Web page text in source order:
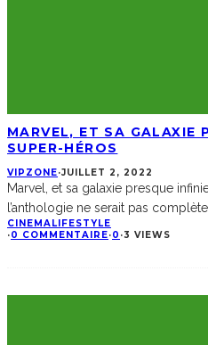
MARVEL, ET SA GALAXIE
SUPER-HÉROS
VIPZONE·JUILLET 2, 2022
Marvel, et sa galaxie presque
l’anthologie ne serait pas
CINEMALIFESTYLE
·0 COMMENTAIRE·0 ·3 VIEWS